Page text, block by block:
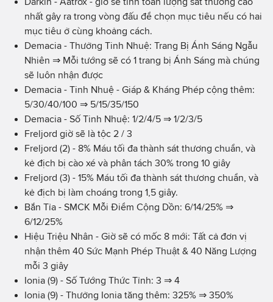
nhất gây ra trong vòng đấu để chọn mục tiêu nếu có hai
mục tiêu ở cùng khoảng cách.
Demacia - Thưởng Tinh Nhuệ: Trang Bị Ánh Sáng Ngẫu
Nhiên ⇒ Mỗi tướng sẽ có 1 trang bị Ánh Sáng mà chúng
sẽ luôn nhận được
Demacia - Tinh Nhuệ - Giáp & Kháng Phép cộng thêm:
5/30/40/100 ⇒ 5/15/35/150
Demacia - Số Tinh Nhuệ: 1/2/4/5 ⇒ 1/2/3/5
Freljord giờ sẽ là tộc 2 / 3
Freljord (2) - 8% Máu tối đa thành sát thương chuẩn, và
kẻ địch bị cào xé và phân tách 30% trong 10 giây
Freljord (3) - 15% Máu tối đa thành sát thương chuẩn, và
kẻ địch bị làm choáng trong 1,5 giây.
Bắn Tỉa - SMCK Mỗi Điểm Cộng Dồn: 6/14/25% ⇒
6/12/25%
Hiệu Triệu Nhân - Giờ sẽ có mốc 8 mới: Tất cả đơn vị
nhận thêm 40 Sức Mạnh Phép Thuật & 40 Năng Lượng
mỗi 3 giây
Ionia (9) - Số Tướng Thức Tỉnh: 3 ⇒ 4
Ionia (9) - Thưởng Ionia tăng thêm: 325% ⇒ 350%